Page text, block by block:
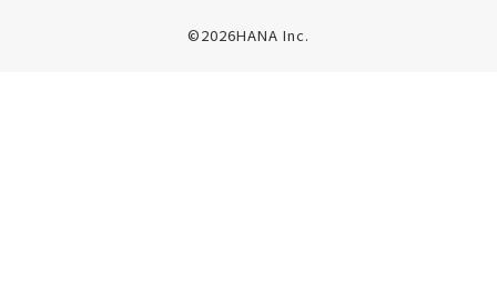
©2026HANA Inc.